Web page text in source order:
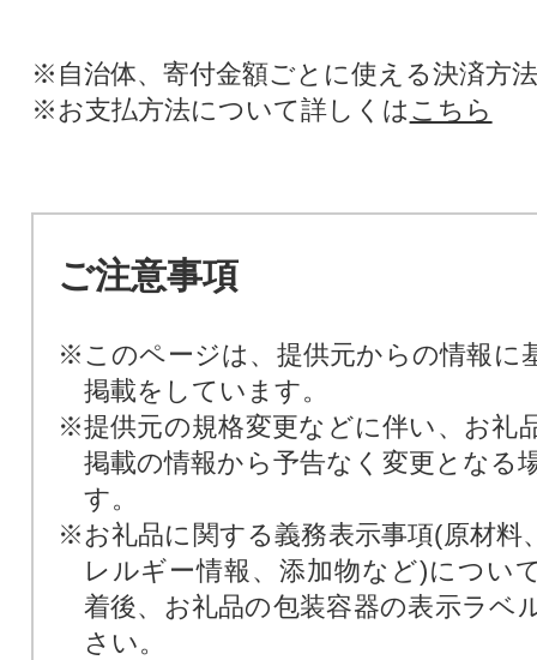
※自治体、寄付金額ごとに使える決済方
※お支払方法について詳しくは こちら
ご注意事項
※このページは、提供元からの情報に
掲載をしています。
※提供元の規格変更などに伴い、お礼
掲載の情報から予告なく変更となる
す。
※お礼品に関する義務表示事項(原材料
レルギー情報、添加物など)につい
着後、お礼品の包装容器の表示ラベ
さい。